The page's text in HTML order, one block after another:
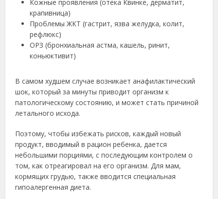
Кожные проявления (отека Квинке, дерматит,
крапивница)
Проблемы ЖКТ (гастрит, язва желудка, колит,
рефлюкс)
ОРЗ (бронхиальная астма, кашель, ринит,
коньюктивит)
В самом худшем случае возникает анафилактический
шок, который за минуты приводит организм к
патологическому состоянию, и может стать причиной
летального исхода.
Поэтому, чтобы избежать рисков, каждый новый
продукт, вводимый в рацион ребенка, дается
небольшими порциями, с последующим контролем о
том, как отреагировал на его организм. Для мам,
кормящих грудью, также вводится специальная
гипоалергенная диета.